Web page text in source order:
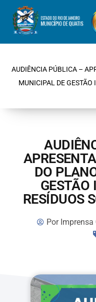
AUDIÊNCIA PÚBLICA –
MUNICIPAL DE GESTÃO
DO
GESTÃO
RESÍDUOS
PorImprensa